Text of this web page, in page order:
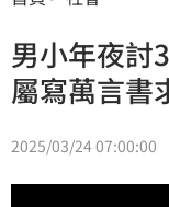
男小年夜
屬寫萬言書
2025/03/24 07:00:00